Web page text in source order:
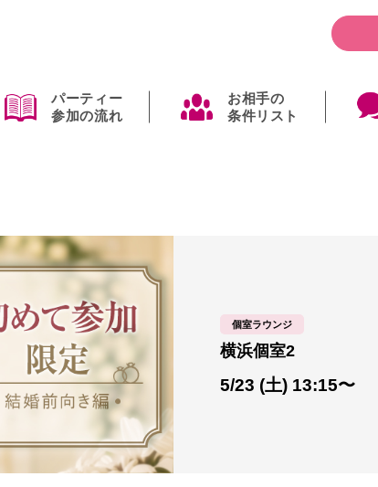
パーティー
参加の流れ
お相手の
条件リスト
5/23 (土) 13:15〜
個室ラウンジ
横浜個室2